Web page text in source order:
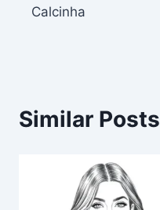
Calcinha
Similar Posts